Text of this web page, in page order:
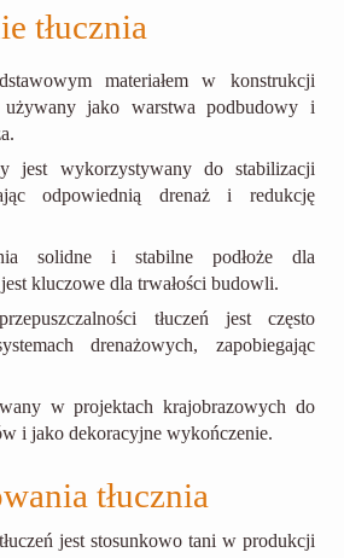
tłucznia
materiałem w konstrukcji
jako warstwa podbudowy i
jest wykorzystywany do stabilizacji
odpowiednią drenaż i redukcję
solidne i stabilne podłoże dla
kluczowe dla trwałości budowli.
tłuczeń jest często
drenażowych, zapobiegając
w projektach krajobrazowych do
i jako dekoracyjne wykończenie.
tłucznia
jest stosunkowo tani w produkcji